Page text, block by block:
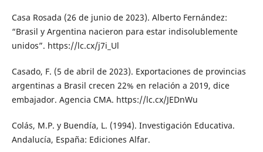
Casa Rosada (26 de junio de 2023). Alberto Fernández:
“Brasil y Argentina nacieron para estar indisolublemente
unidos”. https://lc.cx/j7i_Ul
Casado, F. (5 de abril de 2023). Exportaciones de provincias
argentinas a Brasil crecen 22% en relación a 2019, dice
embajador. Agencia CMA. https://lc.cx/JEDnWu
Colás, M.P. y Buendía, L. (1994). Investigación Educativa.
Andalucía, España: Ediciones Alfar.